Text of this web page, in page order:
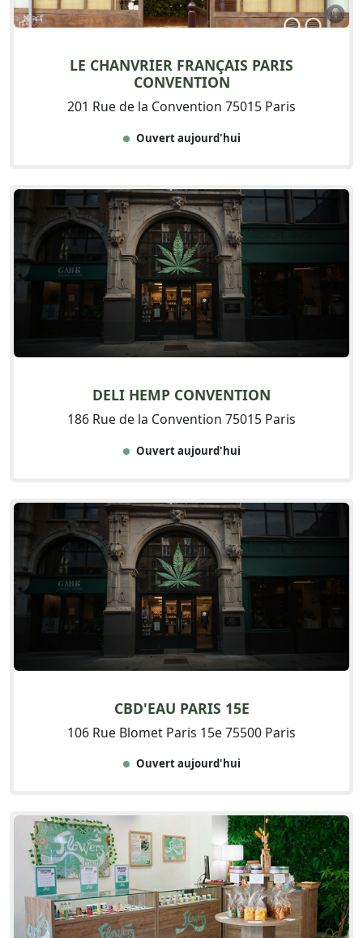
LE CHANVRIER FRANÇAIS PARIS
CONVENTION
201 Rue de la Convention 75015 Paris
Ouvert aujourd'hui
DELI HEMP CONVENTION
186 Rue de la Convention 75015 Paris
Ouvert aujourd'hui
CBD'EAU PARIS 15E
106 Rue Blomet Paris 15e 75500 Paris
Ouvert aujourd'hui